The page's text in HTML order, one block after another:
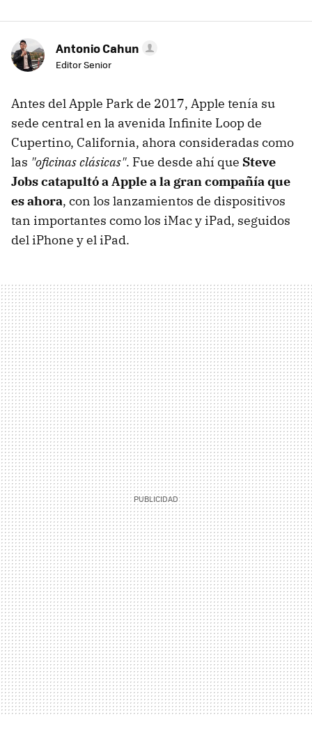
Antonio Cahun
Editor Senior
Antes del Apple Park de 2017, Apple tenía su
sede central en la avenida Infinite Loop de
Cupertino, California, ahora consideradas como
las "oficinas clásicas". Fue desde ahí que Steve
Jobs catapultó a Apple a la gran compañía que
es ahora, con los lanzamientos de dispositivos
tan importantes como los iMac y iPad, seguidos
del iPhone y el iPad.